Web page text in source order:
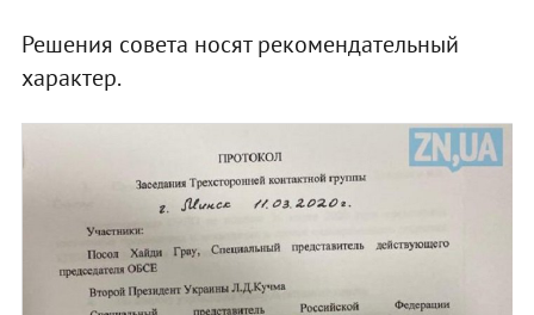
Решения совета носят рекомендательный
характер.